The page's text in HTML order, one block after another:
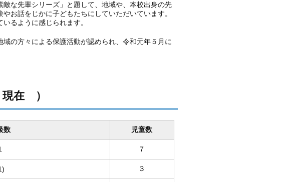
な先輩シリーズ」と題して、地域や、本校出身の先
お話をじかに子どもたちにしていただいています。
るように感じられます。
の方々による保護活動が認められ、令和元年５月に
在 ）
数 児童数
７
３